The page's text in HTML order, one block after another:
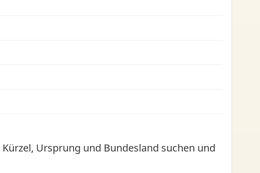
Ursprung und Bundesland suchen und